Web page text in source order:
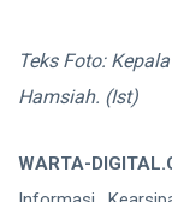
Teks Foto:
Hamsiah. (Ist)
WARTA-